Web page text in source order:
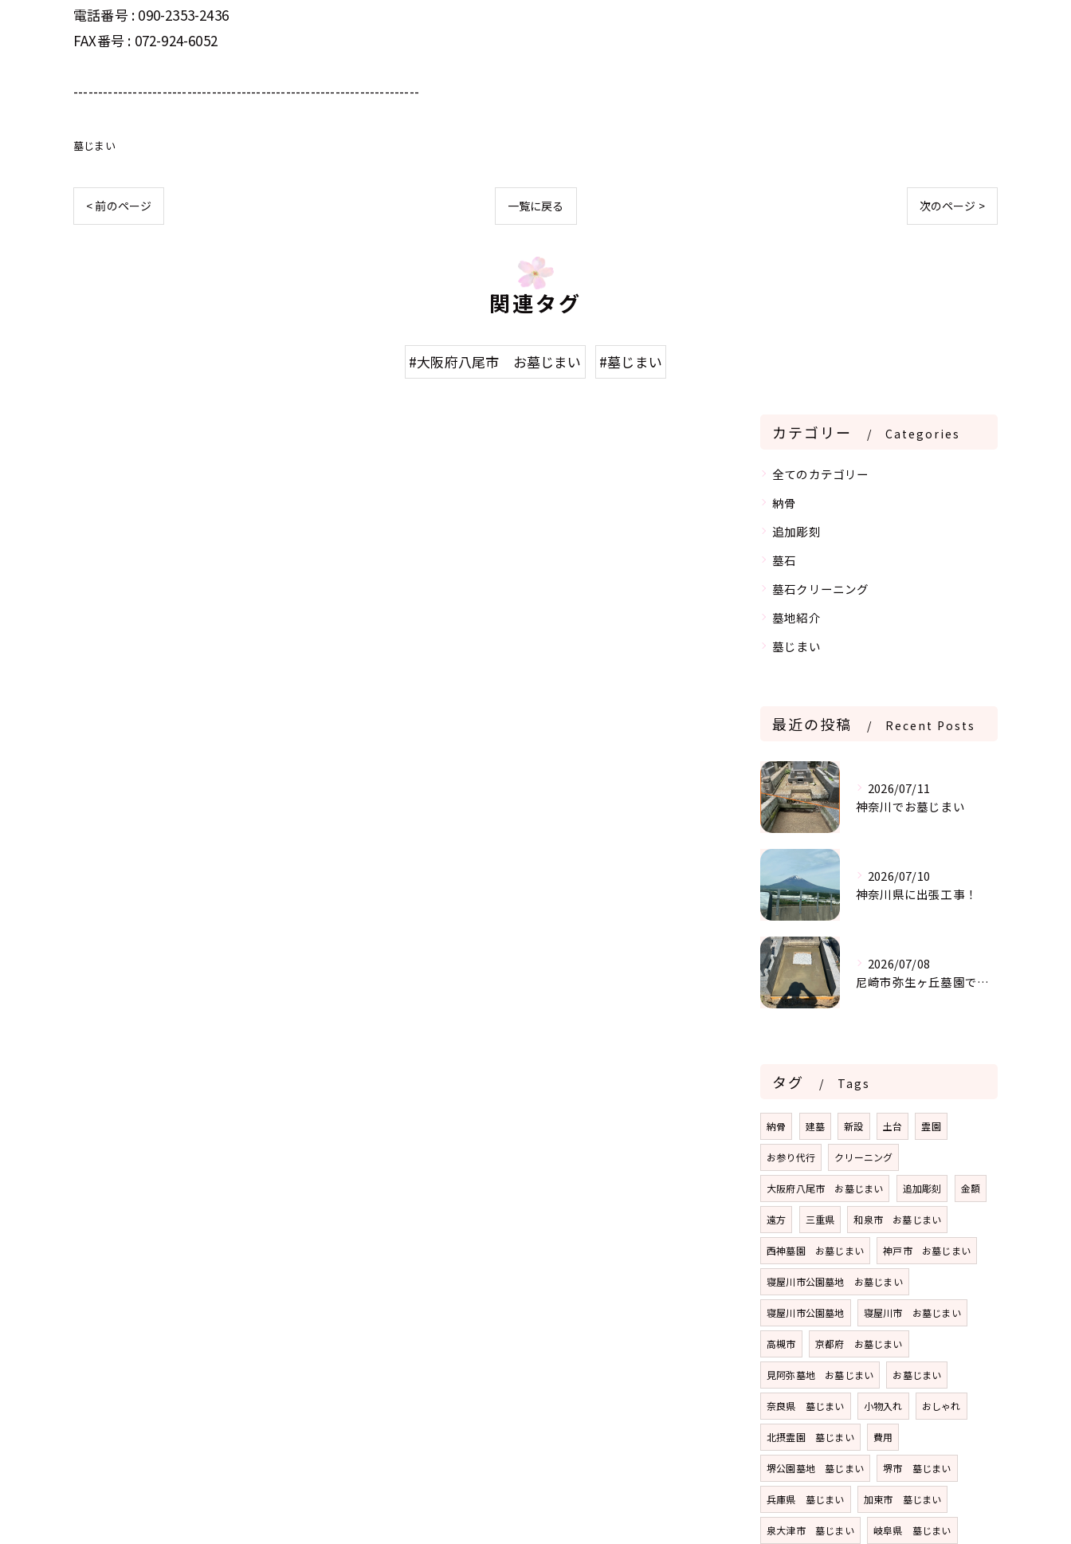
電話番号 : 090-2353-2436
FAX番号 : 072-924-6052
----------------------------------------------------------------------
墓じまい
< 前のページ 一覧に戻る 次のページ >
関連タグ
#大阪府八尾市 お墓じまい #墓じまい
カテゴリー Categories
全てのカテゴリー
納骨
追加彫刻
墓石
墓石クリーニング
墓地紹介
墓じまい
最近の投稿 Recent Posts
2026/07/11
神奈川でお墓じまい
2026/07/10
神奈川県に出張工事！
2026/07/08
尼崎市弥生ヶ丘墓園で基礎工事
タグ Tags
納骨 建墓 新設 土台 霊園
お参り代行 クリーニング
大阪府八尾市 お墓じまい 追加彫刻 金額
遠方 三重県 和泉市 お墓じまい
西神墓園 お墓じまい 神戸市 お墓じまい
寝屋川市公園墓地 お墓じまい
寝屋川市公園墓地 寝屋川市 お墓じまい
高槻市 京都府 お墓じまい
見阿弥墓地 お墓じまい お墓じまい
奈良県 墓じまい 小物入れ おしゃれ
北摂霊園 墓じまい 費用
堺公園墓地 墓じまい 堺市 墓じまい
兵庫県 墓じまい 加東市 墓じまい
泉大津市 墓じまい 岐阜県 墓じまい